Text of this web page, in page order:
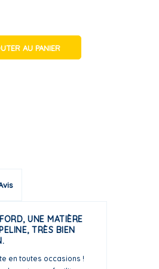
AU PANIER
UNE MATIÈRE
TRÈS BIEN
en toutes occasions !